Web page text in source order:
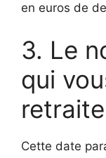
en euros de
3. Le
qui
retraite
Cette date